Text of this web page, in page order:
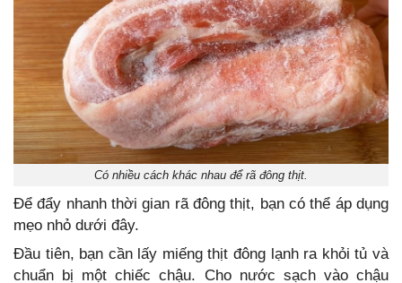
Có nhiều cách khác nhau để rã đông thịt.
Để đẩy nhanh thời gian rã đông thịt, bạn có thể áp dụng
mẹo nhỏ dưới đây.
Đầu tiên, bạn cần lấy miếng thịt đông lạnh ra khỏi tủ và
chuẩn bị một chiếc chậu. Cho nước sạch vào chậu